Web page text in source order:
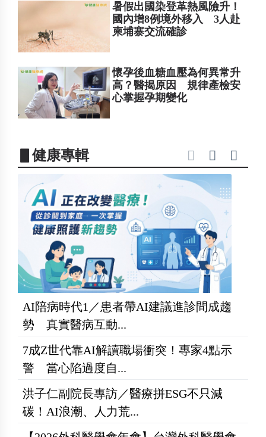
暑假出國染登革熱風險升！
國內增8例境外移入 3人赴
柬埔寨交流確診
懷孕後血糖血壓為何異常升
高？醫揭原因 規律產檢安
心掌握孕期變化
▋健康專輯
AI陪病時代1／患者帶AI建議進診間成趨
勢 真實醫病互動...
7成Z世代靠AI解讀職場衝突！專家4點示
警 當心陷過度自...
洪子仁副院長專訪／醫療拼ESG不只減
碳！AI浪潮、人力荒...